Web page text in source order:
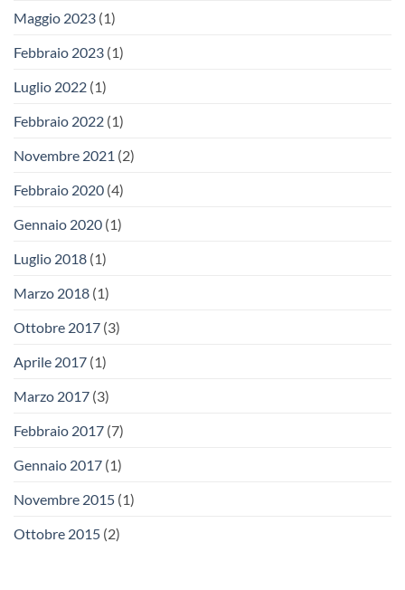
Maggio 2023 (1)
Febbraio 2023 (1)
Luglio 2022 (1)
Febbraio 2022 (1)
Novembre 2021 (2)
Febbraio 2020 (4)
Gennaio 2020 (1)
Luglio 2018 (1)
Marzo 2018 (1)
Ottobre 2017 (3)
Aprile 2017 (1)
Marzo 2017 (3)
Febbraio 2017 (7)
Gennaio 2017 (1)
Novembre 2015 (1)
Ottobre 2015 (2)